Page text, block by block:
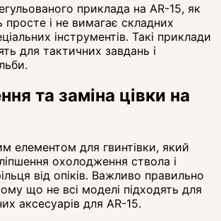
приклада на AR-15, як
просте і не вимагає складних
інструментів. Такі приклади
для тактичних завдань і
та заміна цівки на
елементом для гвинтівки, який
охолодження ствола і
від опіків. Важливо правильно
що не всі моделі підходять для
аксесуарів для AR-15.